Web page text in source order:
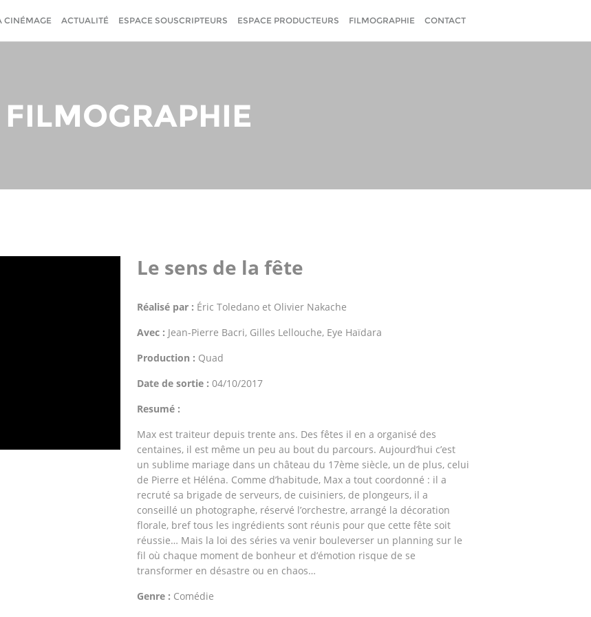
CINÉMAGE ACTUALITÉ ESPACE SOUSCRIPTEURS ESPACE PRODUCTEURS FILMOGRAPHIE CONTACT
FILMOGRAPHIE
Le sens de la fête
Réalisé par : Éric Toledano et Olivier Nakache
Avec : Jean-Pierre Bacri, Gilles Lellouche, Eye Haïdara
Production : Quad
Date de sortie : 04/10/2017
Resumé :
Max est traiteur depuis trente ans. Des fêtes il en a organisé des
centaines, il est même un peu au bout du parcours. Aujourd’hui c’est
un sublime mariage dans un château du 17ème siècle, un de plus, celui
de Pierre et Héléna. Comme d’habitude, Max a tout coordonné : il a
recruté sa brigade de serveurs, de cuisiniers, de plongeurs, il a
conseillé un photographe, réservé l’orchestre, arrangé la décoration
florale, bref tous les ingrédients sont réunis pour que cette fête soit
réussie… Mais la loi des séries va venir bouleverser un planning sur le
fil où chaque moment de bonheur et d’émotion risque de se
transformer en désastre ou en chaos…
Genre : Comédie